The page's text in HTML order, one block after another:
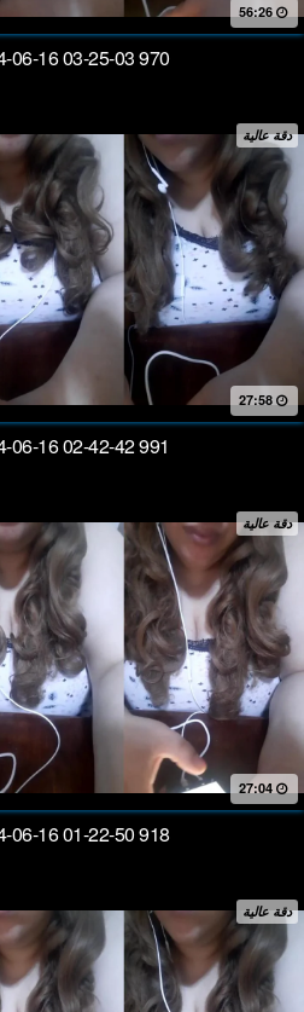
56:26
06-16 03-25-03 970
دقة عالية
27:58
06-16 02-42-42 991
دقة عالية
27:04
06-16 01-22-50 918
دقة عالية